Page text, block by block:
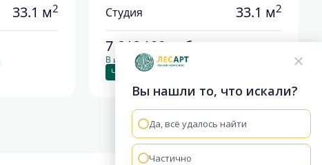
33.1 м2 Студия 33.1 м2
7 646 100 руб.
В ипотеку от 28 387 руб./мес.
Чистовая отделка
Вы нашли то, что искали?
Да, всё удалось найти
Частично